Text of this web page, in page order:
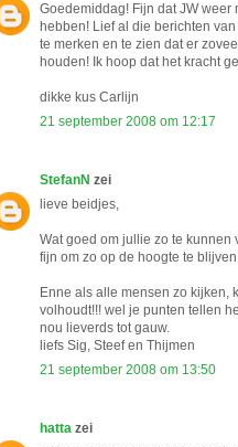
Goedemiddag! Fijn dat JW
hebben! Lief al die berichten
te merken en te zien dat er
houden! Ik hoop dat het kracht
dikke kus Carlijn
21 september 2008 om 12:17
StefanN zei
lieve beidjes,
Wat goed om jullie zo te
fijn om zo op de hoogte te
Enne als alle mensen zo kijken,
volhoudt!!! wel je punten tellen
nou lieverds tot gauw.
liefs Sig, Steef en Thijmen
21 september 2008 om 13:50
hatta zei